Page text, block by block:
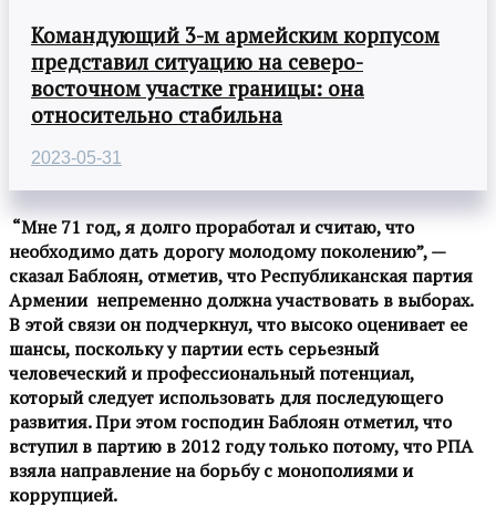
Командующий 3-м армейским корпусом
представил ситуацию на северо-
восточном участке границы: она
относительно стабильна
2023-05-31
“Мне 71 год, я долго проработал и считаю, что
необходимо дать дорогу молодому поколению”, —
сказал Баблоян, отметив, что Республиканская партия
Армении непременно должна участвовать в выборах.
В этой связи он подчеркнул, что высоко оценивает ее
шансы, поскольку у партии есть серьезный
человеческий и профессиональный потенциал,
который следует использовать для последующего
развития. При этом господин Баблоян отметил, что
вступил в партию в 2012 году только потому, что РПА
взяла направление на борьбу с монополиями и
коррупцией.